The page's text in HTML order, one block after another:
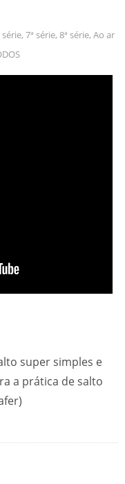
série, 7ª série, 8ª série, Ao ar
super simples e
a prática de salto